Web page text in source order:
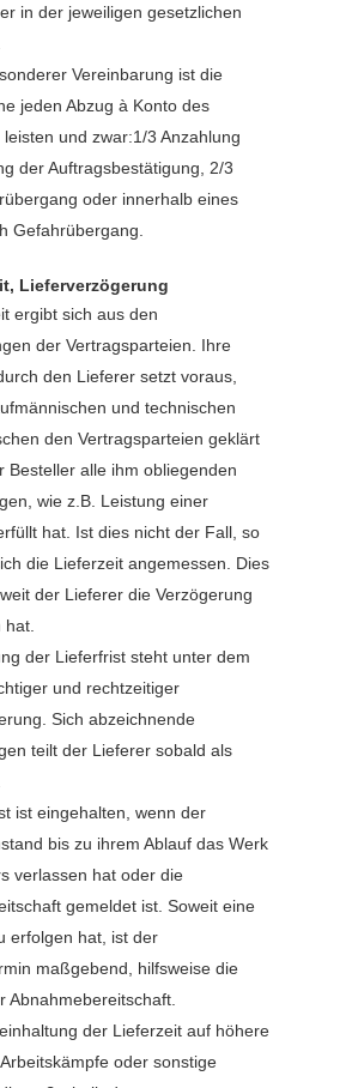
in der jeweiligen gesetzlichen
Vereinbarung ist die
jeden Abzug à Konto des
und zwar:1/3 Anzahlung
der Auftragsbestätigung, 2/3
oder innerhalb eines
Gefahrübergang.
Lieferverzögerung
ergibt sich aus den
der Vertragsparteien. Ihre
den Lieferer setzt voraus,
und technischen
den Vertragsparteien geklärt
Besteller alle ihm obliegenden
wie z.B. Leistung einer
hat. Ist dies nicht der Fall, so
die Lieferzeit angemessen. Dies
der Lieferer die Verzögerung
der Lieferfrist steht unter dem
und rechtzeitiger
Sich abzeichnende
teilt der Lieferer sobald als
ist eingehalten, wenn der
bis zu ihrem Ablauf das Werk
verlassen hat oder die
gemeldet ist. Soweit eine
erfolgen hat, ist der
maßgebend, hilfsweise die
Abnahmebereitschaft.
der Lieferzeit auf höhere
oder sonstige